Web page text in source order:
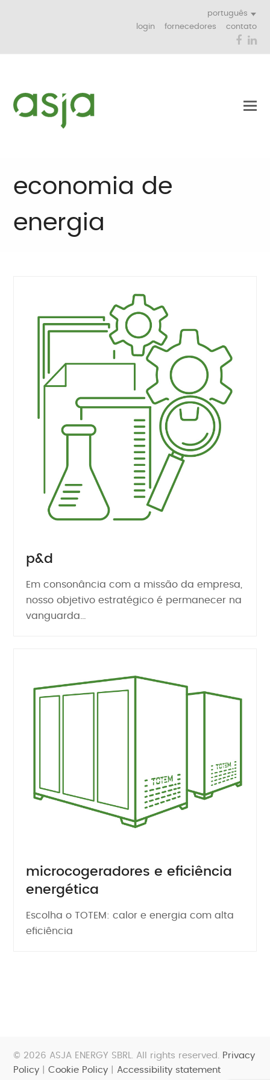
português
login
fornecedores contato
economia de
energia
p&d
Em consonância com a missão da empresa,
nosso objetivo estratégico é permanecer na
vanguarda…
microcogeradores e eficiência
energética
Escolha o TOTEM: calor e energia com alta
eficiência
© 2026 ASJA ENERGY SBRL. All rights reserved. Privacy
Policy |Cookie Policy |Accessibility statement